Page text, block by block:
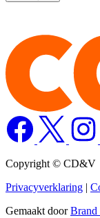
Copyright © CD&V
Privacyverklaring |
Gemaakt doorBrand